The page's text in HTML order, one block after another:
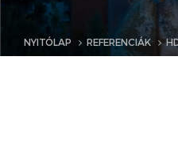
NYITÓLAP REFERENCIÁK